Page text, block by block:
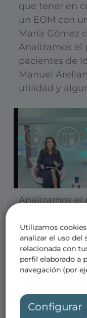
que tener en
un EOM con
María Gómez
Analizamos el
pacientes de
Manuel
utilidad y
Analizamos el
Manuel
utilidad y
Y finalizamos
sobre el papel
en la nueva
Ángel Maciá y
Utilizamos
analizar el uso
relacionada con
perfil elaborado a
navegación (por
Configurar